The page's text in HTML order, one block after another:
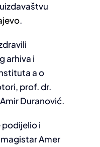
.
arhiva i
a o
prof. dr.
Duranović.
podijelio i
Amer